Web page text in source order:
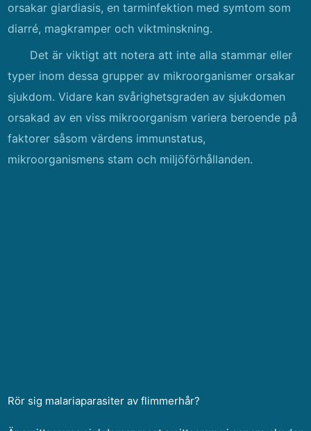
orsakar giardiasis, en tarminfektion med symtom som
diarré, magkramper och viktminskning.
Det är viktigt att notera att inte alla stammar eller
typer inom dessa grupper av mikroorganismer orsakar
sjukdom. Vidare kan svårighetsgraden av sjukdomen
orsakad av en viss mikroorganism variera beroende på
faktorer såsom värdens immunstatus,
mikroorganismens stam och miljöförhållanden.
Rör sig malariaparasiter av flimmerhår?